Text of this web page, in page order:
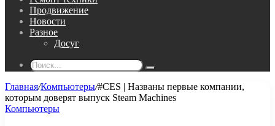
Продвижение
Новости
Разное
Досуг
Поиск...
Главная/Компьютеры/#CES | Названы первые компании,
которым доверят выпуск Steam Machines
Компьютеры